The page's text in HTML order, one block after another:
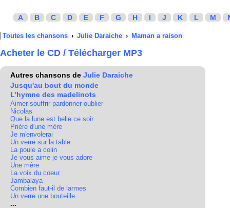
A B C D E F G H I J K L M
Toutes les chansons › Julie Daraiche › Maman a raison
Acheter le CD / Télécharger MP3
Autres chansons de Julie Daraiche
Jusqu'au bout du monde
L'hymne des madelinots
Aimer souffrir pardonner oublier
Nicolas
Que la lune est belle ce soir
Prière d'une mère
Je m'envolerai
Un verre sur la table
La poule a colin
Je vous aime je vous adore
Une mère
La voix du coeur
Jambalaya
Combien faut-il de larmes
Un verre une bouteille
...